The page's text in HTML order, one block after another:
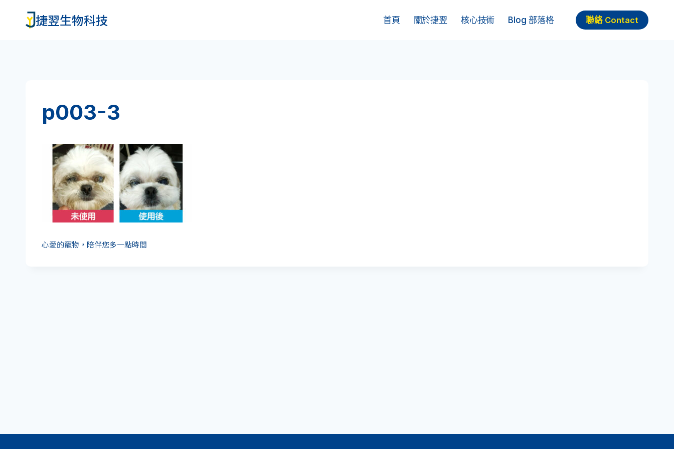
content
捷翌生物科技 首頁 關於捷翌 核心技術 Blog 部落格 聯絡 Contact
p003-3
心愛的寵物，陪伴您多一點時間